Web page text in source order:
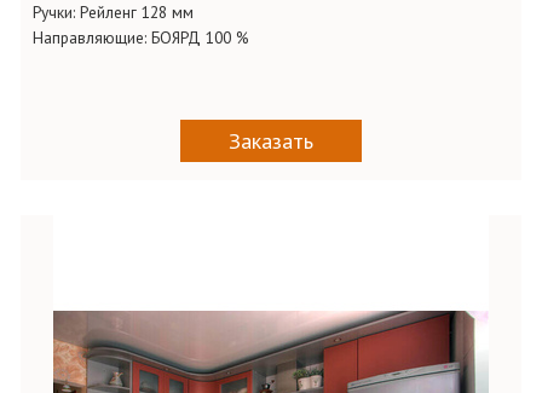
Ручки: Рейленг 128 мм
Направляющие: БОЯРД 100 %
Заказать